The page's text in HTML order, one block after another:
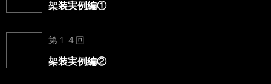
架装実例編①
第１４回
架装実例編②